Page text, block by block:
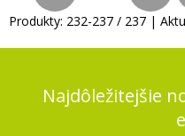
Produkty: 232-237 / 237 |
Najdôležitejšie